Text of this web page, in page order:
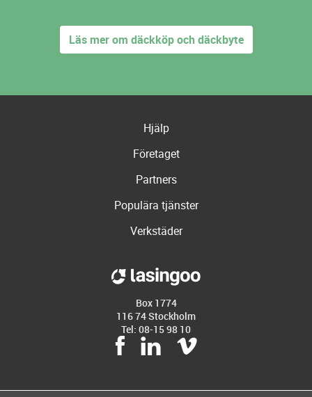
Läs mer om däckköp och däckbyte
Hjälp
Företaget
Partners
Populära tjänster
Verkstäder
Box 1774
116 74 Stockholm
Tel: 08-15 98 10